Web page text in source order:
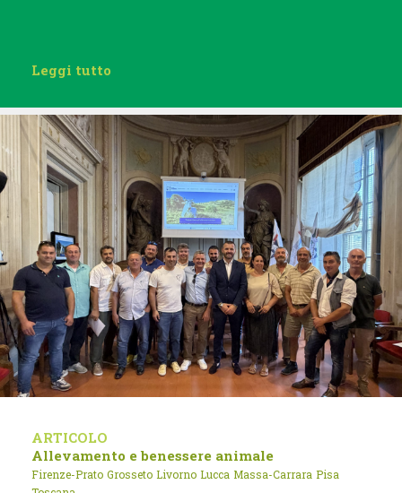
Leggi tutto
ARTICOLO
Allevamento e benessere animale
Firenze-Prato Grosseto Livorno Lucca Massa-Carrara Pisa